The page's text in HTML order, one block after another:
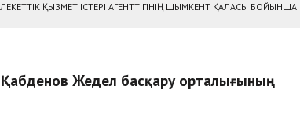
ҚЫЗМЕТ ІСТЕРІ АГЕНТТІГІНІҢ ШЫМКЕНТ ҚАЛАСЫ БОЙЫНША
АРНАЛҒАН АУҚЫМДЫ МЕРЕКЕЛІК ІС-ШАРА ӨТТІ
Қабденов Жедел басқару орталығының